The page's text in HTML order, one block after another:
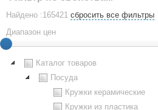
Найдено :165421 сбросить все фильтры
Диапазон цен
Каталог товаров
Посуда
Кружки керамические
Кружки из пластика